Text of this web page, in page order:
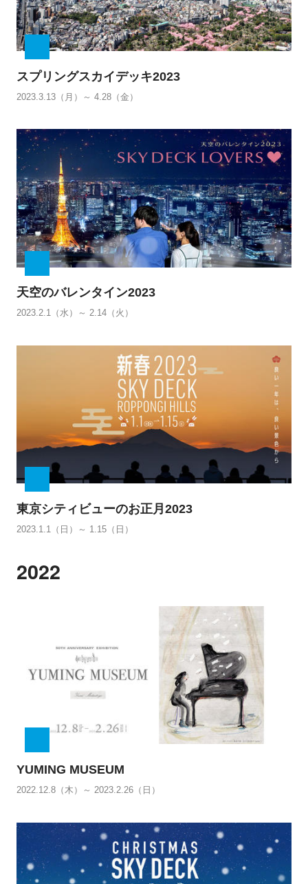
スプリングスカイデッキ2023
2023.3.13（月）～ 4.28（金）
天空のバレンタイン2023
2023.2.1（水）～ 2.14（火）
東京シティビューのお正月2023
2023.1.1（日）～ 1.15（日）
2022
YUMING MUSEUM
2022.12.8（木）～ 2023.2.26（日）